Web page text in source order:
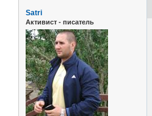
Satri
Активист - писатель